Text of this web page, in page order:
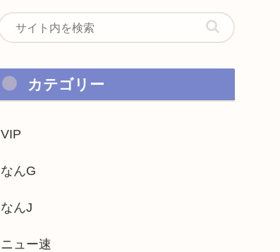
カテゴリー
VIP
なんG
なんJ
ニュー速